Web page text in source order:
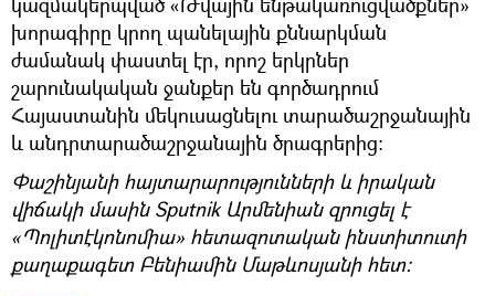
խորագիրը կրող պանելային քննարկման
ժամանակ փաստել էր, որոշ երկրներ
շարունակական ջանքեր են գործադրում
Հայաստանին մեկուսացնելու տարածաշրջանային
և անդրտարածաշրջանային ծրագրերից։
Փաշինյանի հայտարարությունների և իրական
վիճակի մասին Sputnik Արմենիան զրուցել է
«Պոլիտէկոնոմիա» հետազոտական ինստիտուտի
քաղաքագետ Բենիամին Մաթևոսյանի հետ։